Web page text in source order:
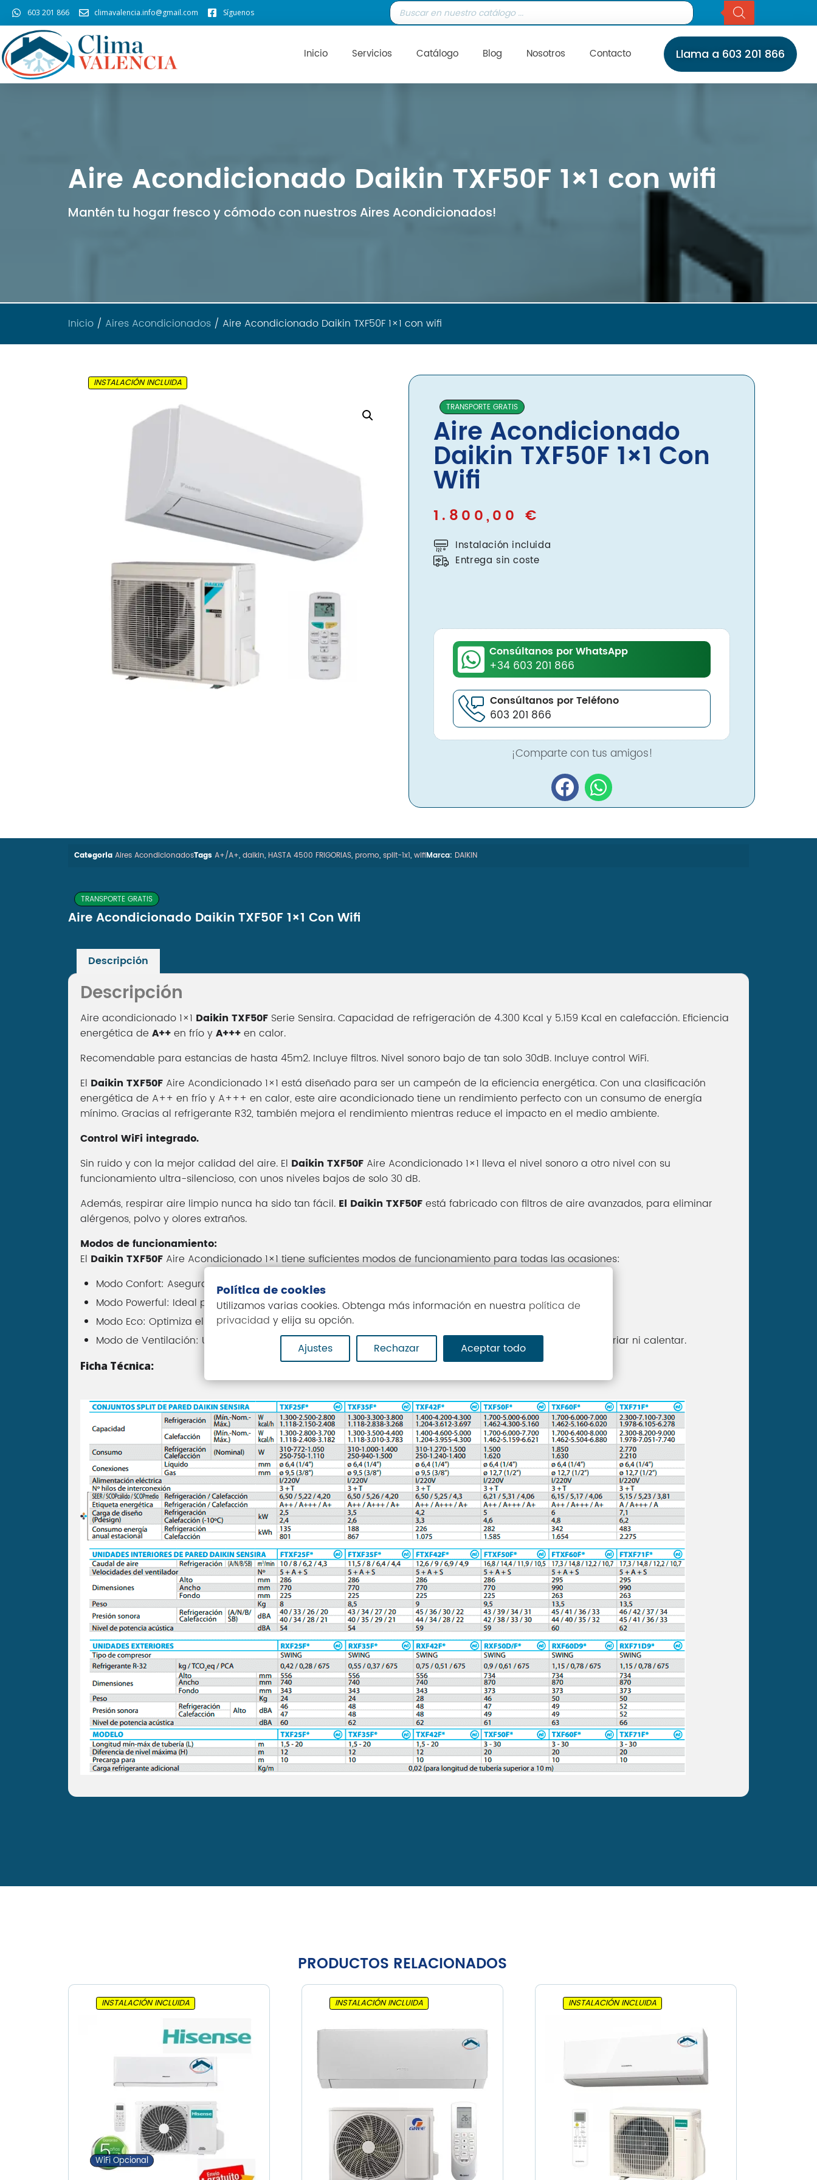
Marcas
Daitsu
General
Hisense
Hasta 4500
Inicio
Instalaciones
Servicio Técnico
603 201 866 climavalencia.info@gmail.com Síguenos
Inicio Servicios Catálogo Blog Nosotros Contacto Llama a 603 201 866
Aire Acondicionado Daikin TXF50F 1×1 con wifi
Mantén tu hogar fresco y cómodo con nuestros Aires Acondicionados!
Inicio / Aires Acondicionados / Aire Acondicionado Daikin TXF50F 1×1 con wifi
INSTALACIÓN INCLUIDA
TRANSPORTE GRATIS
Aire Acondicionado
Daikin TXF50F 1×1 Con
Wifi
1.800,00 €
Instalación incluida
Entrega sin coste
Consúltanos por WhatsApp
+34 603 201 866
Consúltanos por Teléfono
603 201 866
¡Comparte con tus amigos!
Categoria Aires AcondicionadosTags A+/A+, daikin, HASTA 4500 FRIGORIAS, promo, split-1x1, wifiMarca: DAIKIN
TRANSPORTE GRATIS
Aire Acondicionado Daikin TXF50F 1×1 Con Wifi
Descripción
Descripción
Aire acondicionado 1×1 Daikin TXF50F Serie Sensira. Capacidad de refrigeración de 4.300 Kcal y 5.159 Kcal en calefacción. Eficiencia
energética de A++en frío yA+++en calor.
Recomendable para estancias de hasta 45m2. Incluye filtros. Nivel sonoro bajo de tan solo 30dB. Incluye control WiFi.
El Daikin TXF50F Aire Acondicionado 1×1 está diseñado para ser un campeón de la eficiencia energética. Con una clasificación
energética de A++ en frío y A+++ en calor, este aire acondicionado tiene un rendimiento perfecto con un consumo de energía
mínimo. Gracias al refrigerante R32, también mejora el rendimiento mientras reduce el impacto en el medio ambiente.
Control WiFi integrado.
Sin ruido y con la mejor calidad del aire. El Daikin TXF50F Aire Acondicionado 1×1 lleva el nivel sonoro a otro nivel con su
funcionamiento ultra-silencioso, con unos niveles bajos de solo 30 dB.
Además, respirar aire limpio nunca ha sido tan fácil. El Daikin TXF50Festá fabricado con filtros de aire avanzados, para eliminar
alérgenos, polvo y olores extraños.
Modos de funcionamiento:
El Daikin TXF50F Aire Acondicionado 1×1 tiene suficientes modos de funcionamiento para todas las ocasiones:
Modo Confort: Asegura una distribución uniforme del aire, sin tener corrientes que molesten.
Modo Powerful: Ideal para alcanzar la temperatura deseada en muy poco tiempo.
Modo Eco: Optimiza el consumo de energía, para ahorrar lo máximo posible.
Modo de Ventilación: Utiliza la unidad interior como ventilador, para mover el aire mientras lo filtra, sin enfriar ni calentar.
Ficha Técnica:
PRODUCTOS RELACIONADOS
WiFi Opcional
INSTALACIÓN INCLUIDA INSTALACIÓN INCLUIDA INSTALACIÓN INCLUIDA
Política de cookies
Utilizamos varias cookies. Obtenga más información en nuestra política de
privacidad y elija su opción.
Ajustes
Rechazar Aceptar todo